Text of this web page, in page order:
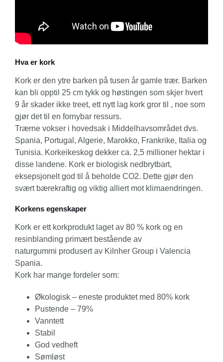
Hva er kork
Kork er den ytre barken på tusen år gamle trær. Barken
kan bli opptil 25 cm tykk og høstingen som skjer hvert
9 år skader ikke treet, ett nytt lag kork gror til , noe som
gjør det til en fornybar ressurs.
Trærne vokser i hovedsak i Middelhavsområdet dvs.
Spania, Portugal, Algerie, Marokko, Frankrike, Italia og
Tunisia. Korkeikeskog dekker ca. 2,5 millioner hektar i
disse landene. Kork er biologisk nedbrytbart,
eksepsjonelt god til å beholde CO2. Dette gjør den
svært bærekraftig og viktig alliert mot klimaendringen.
Korkens egenskaper
Kork er ett korkprodukt laget av 80 % kork og en
resinblanding primært bestående av
naturgummi produsert av Kilnher Group i Valencia
Spania.
Kork har mange fordeler som:
Økologisk – eneste produktet med 80% kork
Pustende – 79%
Vanntett
Stabil
God vedheft
Sømløst